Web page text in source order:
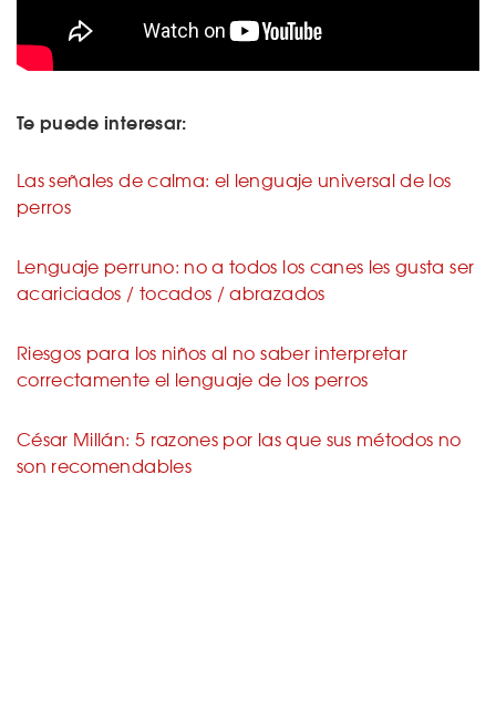
Te puede interesar:
Las señales de calma: el lenguaje universal de los
perros
Lenguaje perruno: no a todos los canes les gusta ser
acariciados / tocados / abrazados
Riesgos para los niños al no saber interpretar
correctamente el lenguaje de los perros
César Millán: 5 razones por las que sus métodos no
son recomendables